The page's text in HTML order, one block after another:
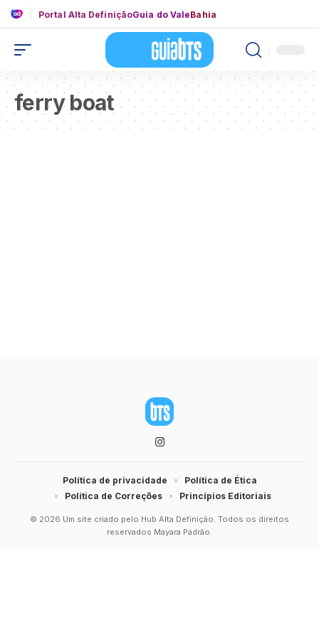
Portal Alta DefiniçãoGuia do ValeBahia
ferry boat
© 2026 Um site criado pelo Hub Alta Definição. Todos os direitos
reservados Mayara Padrão.
Política de privacidade
Política de Ética
Política de Correções
Princípios Editoriais